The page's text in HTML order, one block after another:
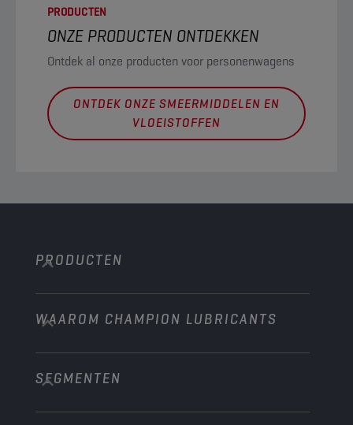
PRODUCTEN
ONZE PRODUCTEN ONTDEKKEN
Ontdek al onze producten voor personenwagens
ONTDEK ONZE SMEERMIDDELEN EN
VLOEISTOFFEN
PRODUCTEN
Personenwagens
Bussen & Vrachtwagens
Bouw en mijnbouw
WAAROM CHAMPION LUBRICANTS
Over ons
Technology
SEGMENTEN